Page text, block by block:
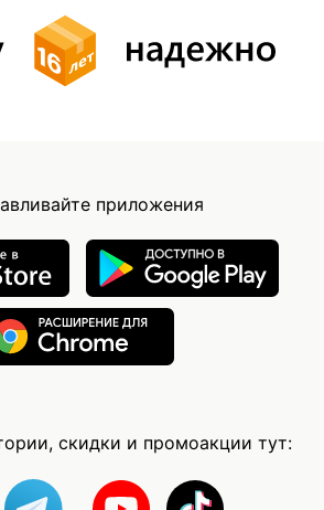
приложения
скидки и промоакции тут: